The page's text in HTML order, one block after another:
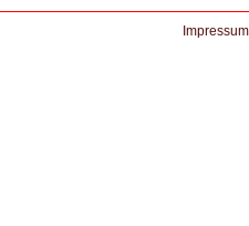
Impressum